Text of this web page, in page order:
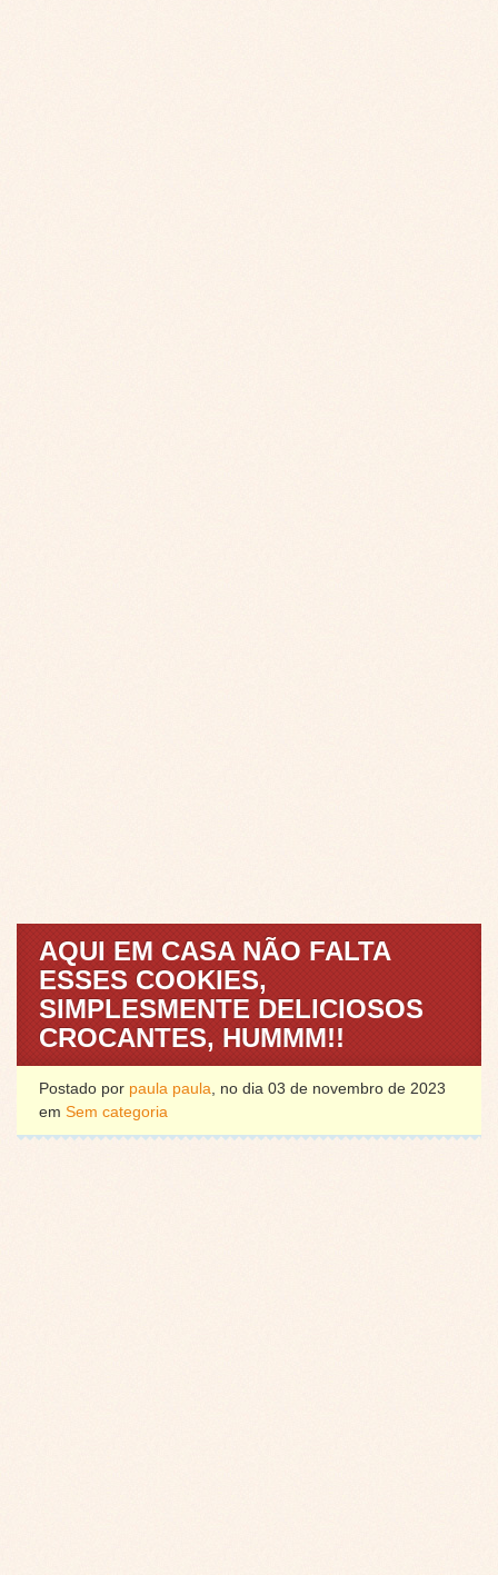
AQUI EM CASA NÃO FALTA
ESSES COOKIES,
SIMPLESMENTE DELICIOSOS
CROCANTES, HUMMM!!
Postado por paula paula, no dia 03 de novembro de 2023
em Sem categoria